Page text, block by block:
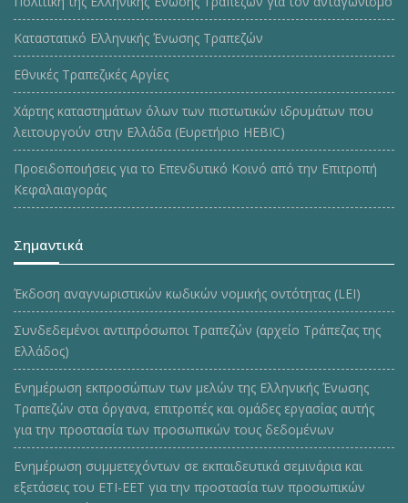
Καταστατικό Ελληνικής Ένωσης Τραπεζών
Εθνικές Τραπεζικές Αργίες
Χάρτης καταστημάτων όλων των πιστωτικών ιδρυμάτων που
λειτουργούν στην Ελλάδα (Ευρετήριο HEBIC)
Προειδοποιήσεις για το Επενδυτικό Κοινό από την Επιτροπή
Κεφαλαιαγοράς
Σημαντικά
Έκδοση αναγνωριστικών κωδικών νομικής οντότητας (LEI)
Συνδεδεμένοι αντιπρόσωποι Τραπεζών (αρχείο Τράπεζας της
Ελλάδος)
Ενημέρωση εκπροσώπων των μελών της Ελληνικής Ένωσης
Τραπεζών στα όργανα, επιτροπές και ομάδες εργασίας αυτής
για την προστασία των προσωπικών τους δεδομένων
Ενημέρωση συμμετεχόντων σε εκπαιδευτικά σεμινάρια και
εξετάσεις του ΕΤΙ-ΕΕΤ για την προστασία των προσωπικών